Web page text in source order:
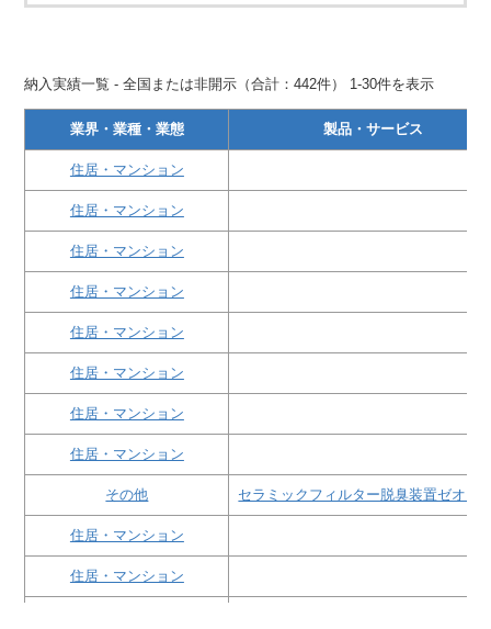
納入実績一覧 - 全国または非開示（合計：442件） 1-30件を表示
業界・業種・業態 製品・サービス
住居・マンション
住居・マンション
住居・マンション
住居・マンション
住居・マンション
住居・マンション
住居・マンション
住居・マンション
その他 セラミックフィルター脱臭装置ゼオガ
住居・マンション
住居・マンション